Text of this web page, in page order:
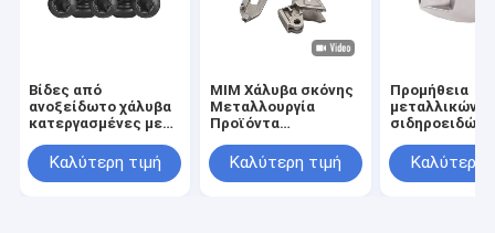
Βίδες από
ανοξείδωτο χάλυβα
κατεργασμένες με
0,02mm
Καλύτερη τιμή
MIM Χάλυβα σκόνης
Μεταλλουργία
Προϊόντα
Τμήματα ακριβείας
από ανοξείδωτο
Καλύτερη τιμή
Προμήθεια
μεταλλικών
σιδηροειδών
σιδηροειδών
Καλύτερη